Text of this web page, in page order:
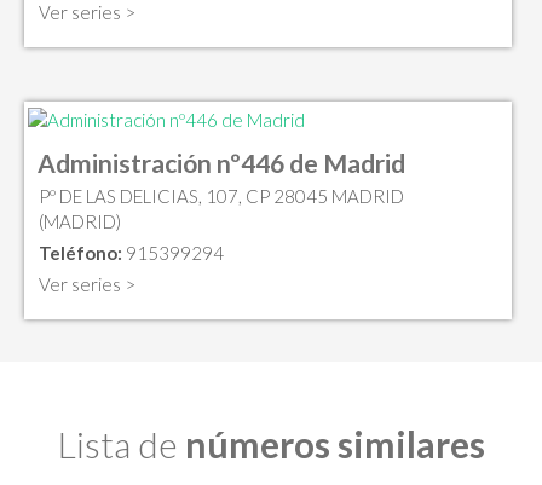
Ver series >
Administración nº446 de Madrid
Pº DE LAS DELICIAS, 107, CP 28045 MADRID
(MADRID)
Teléfono: 915399294
Ver series >
Lista de números similares